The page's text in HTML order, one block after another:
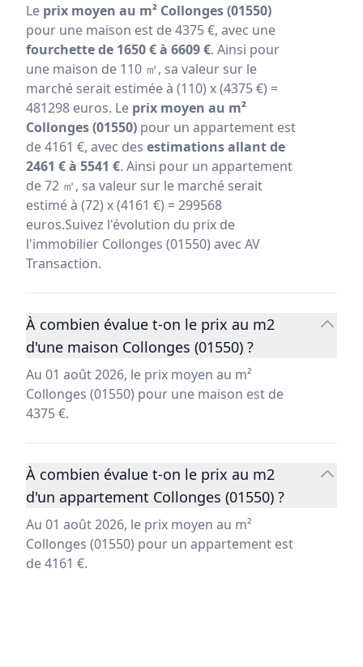
Le prix moyen au m² Collonges (01550)
pour une maison est de 4375 €, avec une
fourchette de 1650 € à 6609 €. Ainsi pour
une maison de 110 ㎡, sa valeur sur le
marché serait estimée à (110) x (4375 €) =
481298 euros. Le prix moyen au m²
Collonges (01550) pour un appartement est
de 4161 €, avec des estimations allant de
2461 € à 5541 €. Ainsi pour un appartement
de 72 ㎡, sa valeur sur le marché serait
estimé à (72) x (4161 €) = 299568
euros.Suivez l'évolution du prix de
l'immobilier Collonges (01550) avec AV
Transaction.
À combien évalue t-on le prix au m2
d'une maison Collonges (01550) ?
Au 01 août 2026, le prix moyen au m²
Collonges (01550) pour une maison est de
4375 €.
À combien évalue t-on le prix au m2
d'un appartement Collonges (01550) ?
Au 01 août 2026, le prix moyen au m²
Collonges (01550) pour un appartement est
de 4161 €.